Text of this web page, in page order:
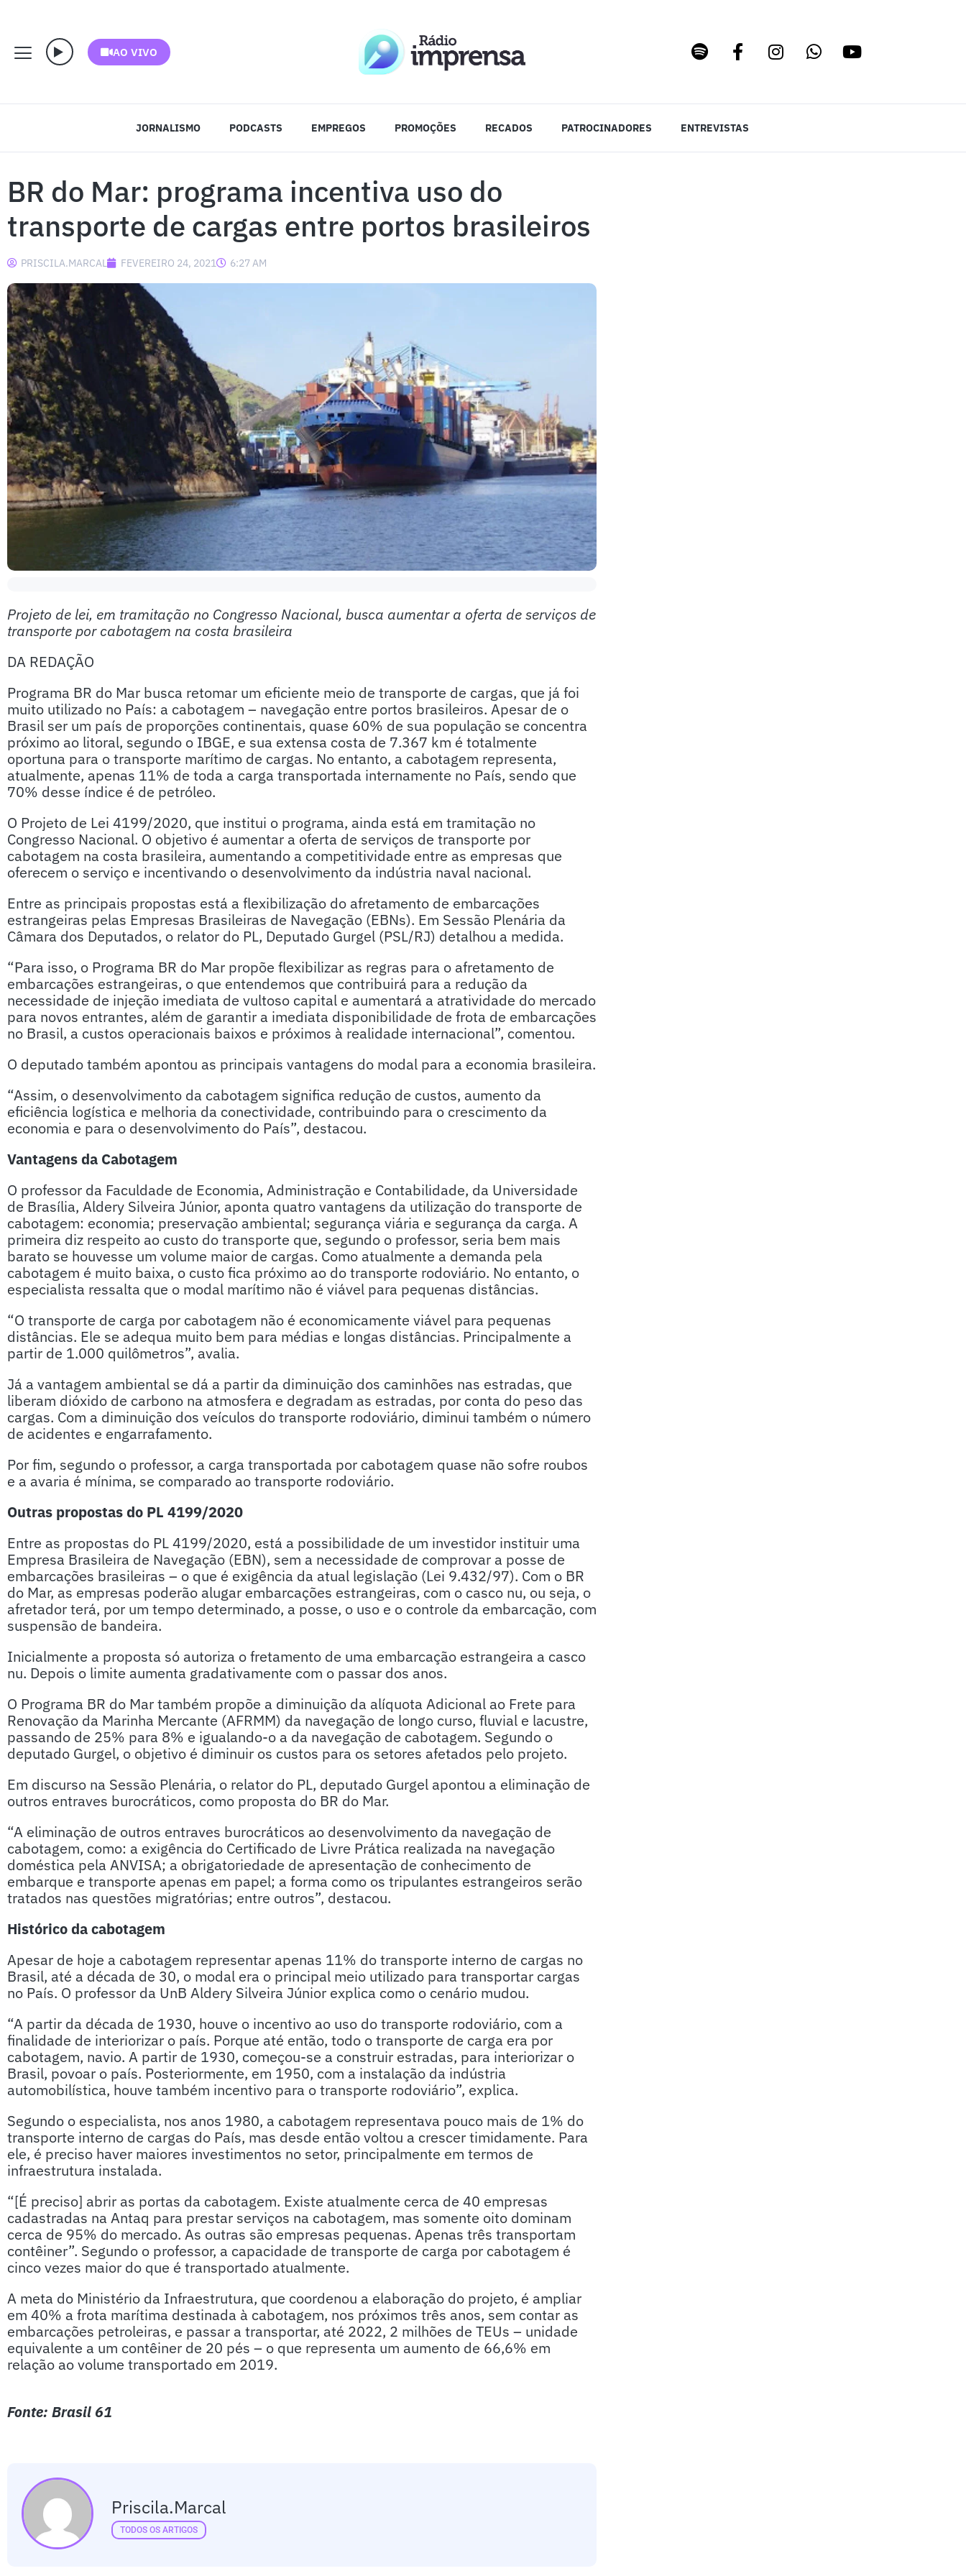
AO VIVO
JORNALISMO PODCASTS EMPREGOS PROMOÇÕES RECADOS PATROCINADORES ENTREVISTAS
BR do Mar: programa incentiva uso do
transporte de cargas entre portos brasileiros
PRISCILA.MARCAL FEVEREIRO 24, 2021 6:27 AM
Projeto de lei, em tramitação no Congresso Nacional, busca aumentar a oferta de serviços de
transporte por cabotagem na costa brasileira
DA REDAÇÃO
Programa BR do Mar busca retomar um eficiente meio de transporte de cargas, que já foi
muito utilizado no País: a cabotagem – navegação entre portos brasileiros. Apesar de o
Brasil ser um país de proporções continentais, quase 60% de sua população se concentra
próximo ao litoral, segundo o IBGE, e sua extensa costa de 7.367 km é totalmente
oportuna para o transporte marítimo de cargas. No entanto, a cabotagem representa,
atualmente, apenas 11% de toda a carga transportada internamente no País, sendo que
70% desse índice é de petróleo.
O Projeto de Lei 4199/2020, que institui o programa, ainda está em tramitação no
Congresso Nacional. O objetivo é aumentar a oferta de serviços de transporte por
cabotagem na costa brasileira, aumentando a competitividade entre as empresas que
oferecem o serviço e incentivando o desenvolvimento da indústria naval nacional.
Entre as principais propostas está a flexibilização do afretamento de embarcações
estrangeiras pelas Empresas Brasileiras de Navegação (EBNs). Em Sessão Plenária da
Câmara dos Deputados, o relator do PL, Deputado Gurgel (PSL/RJ) detalhou a medida.
“Para isso, o Programa BR do Mar propõe flexibilizar as regras para o afretamento de
embarcações estrangeiras, o que entendemos que contribuirá para a redução da
necessidade de injeção imediata de vultoso capital e aumentará a atratividade do mercado
para novos entrantes, além de garantir a imediata disponibilidade de frota de embarcações
no Brasil, a custos operacionais baixos e próximos à realidade internacional”, comentou.
O deputado também apontou as principais vantagens do modal para a economia brasileira.
“Assim, o desenvolvimento da cabotagem significa redução de custos, aumento da
eficiência logística e melhoria da conectividade, contribuindo para o crescimento da
economia e para o desenvolvimento do País”, destacou.
Vantagens da Cabotagem
O professor da Faculdade de Economia, Administração e Contabilidade, da Universidade
de Brasília, Aldery Silveira Júnior, aponta quatro vantagens da utilização do transporte de
cabotagem: economia; preservação ambiental; segurança viária e segurança da carga. A
primeira diz respeito ao custo do transporte que, segundo o professor, seria bem mais
barato se houvesse um volume maior de cargas. Como atualmente a demanda pela
cabotagem é muito baixa, o custo fica próximo ao do transporte rodoviário. No entanto, o
especialista ressalta que o modal marítimo não é viável para pequenas distâncias.
“O transporte de carga por cabotagem não é economicamente viável para pequenas
distâncias. Ele se adequa muito bem para médias e longas distâncias. Principalmente a
partir de 1.000 quilômetros”, avalia.
Já a vantagem ambiental se dá a partir da diminuição dos caminhões nas estradas, que
liberam dióxido de carbono na atmosfera e degradam as estradas, por conta do peso das
cargas. Com a diminuição dos veículos do transporte rodoviário, diminui também o número
de acidentes e engarrafamento.
Por fim, segundo o professor, a carga transportada por cabotagem quase não sofre roubos
e a avaria é mínima, se comparado ao transporte rodoviário.
Outras propostas do PL 4199/2020
Entre as propostas do PL 4199/2020, está a possibilidade de um investidor instituir uma
Empresa Brasileira de Navegação (EBN), sem a necessidade de comprovar a posse de
embarcações brasileiras – o que é exigência da atual legislação (Lei 9.432/97). Com o BR
do Mar, as empresas poderão alugar embarcações estrangeiras, com o casco nu, ou seja, o
afretador terá, por um tempo determinado, a posse, o uso e o controle da embarcação, com
suspensão de bandeira.
Inicialmente a proposta só autoriza o fretamento de uma embarcação estrangeira a casco
nu. Depois o limite aumenta gradativamente com o passar dos anos.
O Programa BR do Mar também propõe a diminuição da alíquota Adicional ao Frete para
Renovação da Marinha Mercante (AFRMM) da navegação de longo curso, fluvial e lacustre,
passando de 25% para 8% e igualando-o a da navegação de cabotagem. Segundo o
deputado Gurgel, o objetivo é diminuir os custos para os setores afetados pelo projeto.
Em discurso na Sessão Plenária, o relator do PL, deputado Gurgel apontou a eliminação de
outros entraves burocráticos, como proposta do BR do Mar.
“A eliminação de outros entraves burocráticos ao desenvolvimento da navegação de
cabotagem, como: a exigência do Certificado de Livre Prática realizada na navegação
doméstica pela ANVISA; a obrigatoriedade de apresentação de conhecimento de
embarque e transporte apenas em papel; a forma como os tripulantes estrangeiros serão
tratados nas questões migratórias; entre outros”, destacou.
Histórico da cabotagem
Apesar de hoje a cabotagem representar apenas 11% do transporte interno de cargas no
Brasil, até a década de 30, o modal era o principal meio utilizado para transportar cargas
no País. O professor da UnB Aldery Silveira Júnior explica como o cenário mudou.
“A partir da década de 1930, houve o incentivo ao uso do transporte rodoviário, com a
finalidade de interiorizar o país. Porque até então, todo o transporte de carga era por
cabotagem, navio. A partir de 1930, começou-se a construir estradas, para interiorizar o
Brasil, povoar o país. Posteriormente, em 1950, com a instalação da indústria
automobilística, houve também incentivo para o transporte rodoviário”, explica.
Segundo o especialista, nos anos 1980, a cabotagem representava pouco mais de 1% do
transporte interno de cargas do País, mas desde então voltou a crescer timidamente. Para
ele, é preciso haver maiores investimentos no setor, principalmente em termos de
infraestrutura instalada.
“[É preciso] abrir as portas da cabotagem. Existe atualmente cerca de 40 empresas
cadastradas na Antaq para prestar serviços na cabotagem, mas somente oito dominam
cerca de 95% do mercado. As outras são empresas pequenas. Apenas três transportam
contêiner”. Segundo o professor, a capacidade de transporte de carga por cabotagem é
cinco vezes maior do que é transportado atualmente.
A meta do Ministério da Infraestrutura, que coordenou a elaboração do projeto, é ampliar
em 40% a frota marítima destinada à cabotagem, nos próximos três anos, sem contar as
embarcações petroleiras, e passar a transportar, até 2022, 2 milhões de TEUs – unidade
equivalente a um contêiner de 20 pés – o que representa um aumento de 66,6% em
relação ao volume transportado em 2019.
Fonte: Brasil 61
Priscila.marcal
TODOS OS ARTIGOS